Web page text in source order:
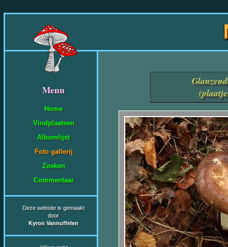
Menu
Home
Vindplaatsen
Albumlijst
Foto gallerij
Zoeken
Commentaar
Deze website is gemaakt
door
Kyron Vannuffelen